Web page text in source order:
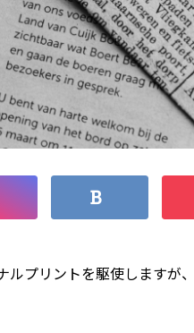
プリントを駆使しますが